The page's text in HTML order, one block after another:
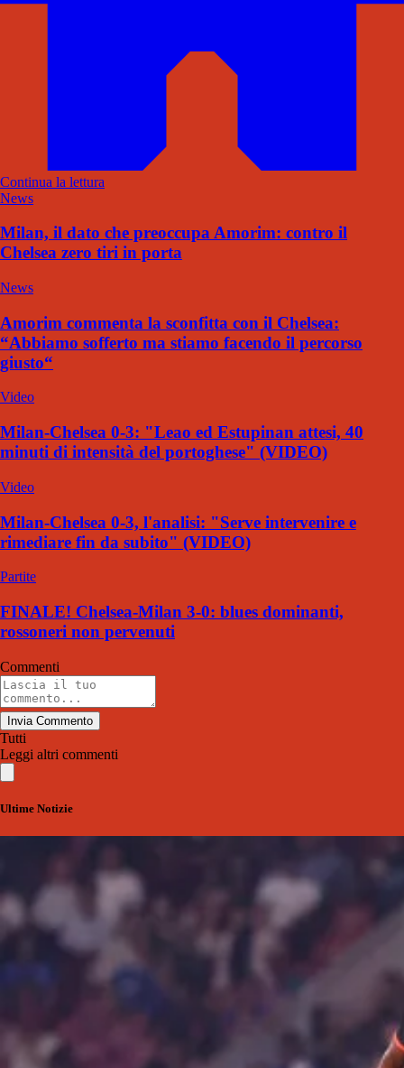
Continua la lettura
News
Milan, il dato che preoccupa Amorim: contro il
Chelsea zero tiri in porta
News
Amorim commenta la sconfitta con il Chelsea:
“Abbiamo sofferto ma stiamo facendo il percorso
giusto“
Video
Milan-Chelsea 0-3: "Leao ed Estupinan attesi, 40
minuti di intensità del portoghese" (VIDEO)
Video
Milan-Chelsea 0-3, l'analisi: "Serve intervenire e
rimediare fin da subito" (VIDEO)
Partite
FINALE! Chelsea-Milan 3-0: blues dominanti,
rossoneri non pervenuti
Commenti
Invia Commento
Tutti
Leggi altri commenti
Ultime Notizie